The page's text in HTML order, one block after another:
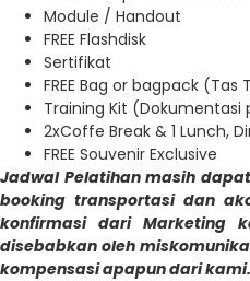
Module / Handout
FREE Flashdisk
Sertifikat
FREE Bag or bagpack (Tas
Training Kit (Dokumentasi
2xCoffe Break & 1 Lunch,
FREE Souvenir Exclusive
Jadwal Pelatihan masih
booking transportasi dan
konfirmasi dari Marketing
disebabkan oleh
kompensasi apapun dari kami.